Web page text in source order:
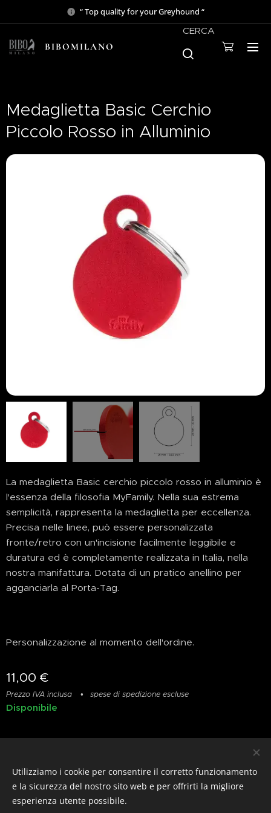
“ Top quality for your Greyhound “
BIBOMILANO
CERCA
Medaglietta Basic Cerchio
Piccolo Rosso in Alluminio
La medaglietta Basic cerchio piccolo rosso in alluminio è
l'essenza della filosofia MyFamily. Nella sua estrema
semplicità, rappresenta la medaglietta per eccellenza.
Precisa nelle linee, può essere personalizzata
fronte/retro con un'incisione facilmente leggibile e
duratura ed è completamente realizzata in Italia, nella
nostra manifattura. Dotata di un pratico anellino per
agganciarla al Porta-Tag.
Personalizzazione al momento dell'ordine.
11,00 €
Prezzo IVA inclusa spese di spedizione escluse
Disponibile
- 2026 All rights reserved
Lingue
Utilizziamo i cookie per consentire il corretto funzionamento
e la sicurezza del nostro sito web e per offrirti la migliore
esperienza utente possibile.